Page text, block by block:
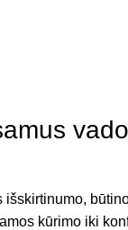
kūrimo iki